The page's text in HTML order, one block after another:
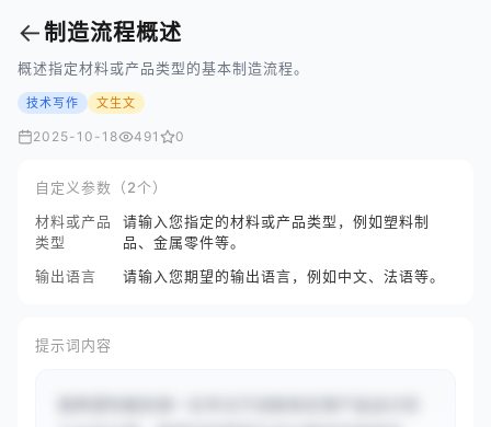
←制造流程概述
概述指定材料或产品类型的基本制造流程。
技术写作 文生文
2025-10-18 491 0
自定义参数（2个）
材料或产品
类型
请输入您指定的材料或产品类型，例如塑料制
品、金属零件等。
输出语言
请输入您期望的输出语言，例如中文、法语等。
提示词内容